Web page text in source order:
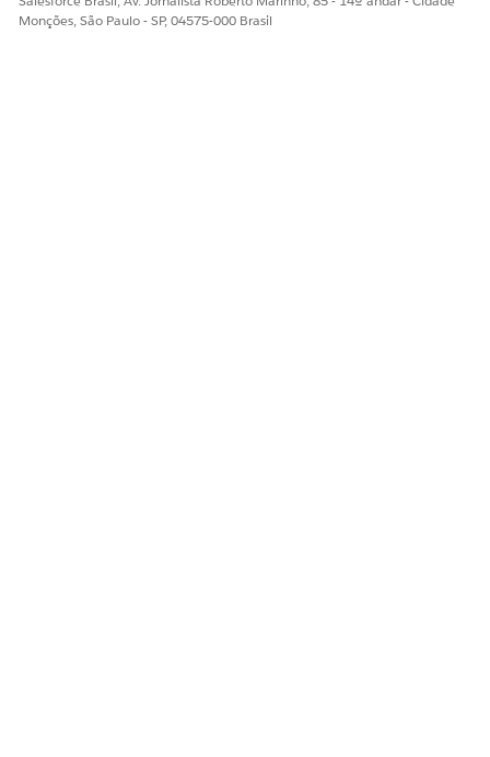
Artigo do Knowledge: Desabilite o Gerenciamento de
assinatura para usar o Billing no Revenue Cloud
Monções, São Paulo - SP, 04575-000 Brasil